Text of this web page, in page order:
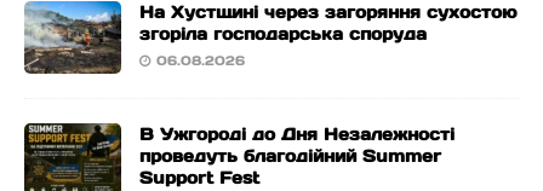
На Хустщині через загоряння сухостою
згоріла господарська споруда
06.08.2026
В Ужгороді до Дня Незалежності
проведуть благодійний Summer
Support Fest